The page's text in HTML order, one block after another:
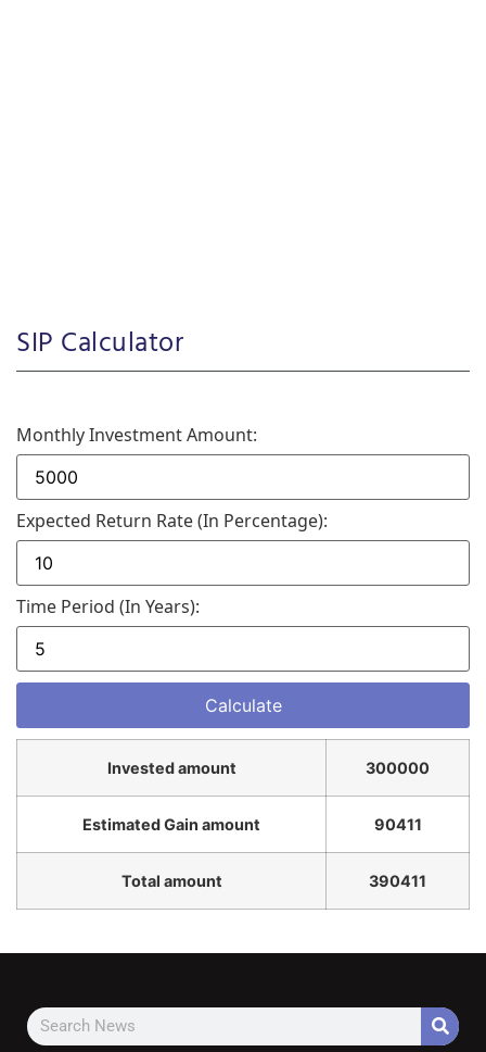
SIP Calculator
Monthly Investment Amount:
Expected Return Rate (in Percentage):
Time Period (in Years):
Invested amount 300000
Estimated Gain amount 90411
Total amount 390411